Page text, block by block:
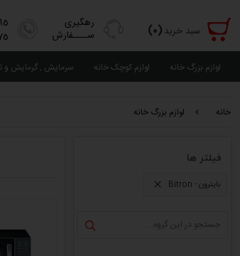
سبد خرید(٠)
رهگیری
ســــفارش
لوازم بزرگ خانه لوازم کوچک خانه سرمایش , گرمایش و
خانه لوازم بزرگ خانه
فیلتر ها
بایترون - Bitron